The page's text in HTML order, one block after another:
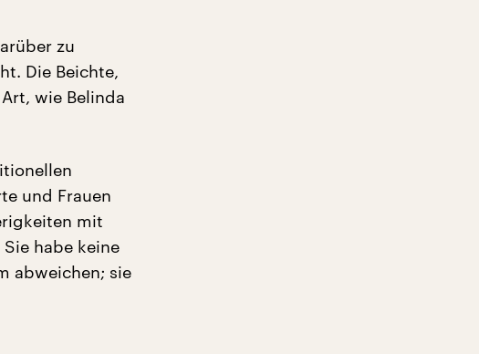
zu
Die Beichte,
wie Belinda
und Frauen
mit
habe keine
abweichen; sie